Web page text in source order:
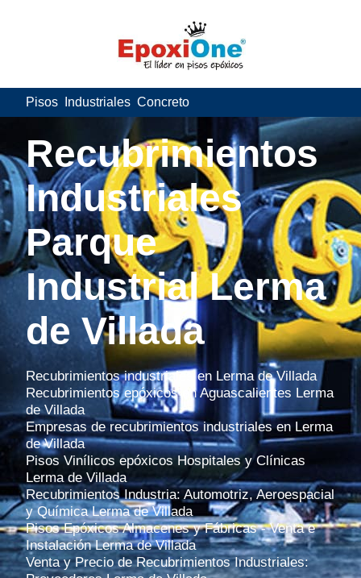
Pisos Industriales Concreto
Recubrimientos
Industriales
Parque
Industrial Lerma
de Villada
Recubrimientos industriales en Lerma de Villada
Recubrimientos epóxicos en Aguascalientes Lerma
de Villada
Empresas de recubrimientos industriales en Lerma
de Villada
Pisos Vinílicos epóxicos Hospitales y Clínicas
Lerma de Villada
Recubrimientos Industria: Automotriz, Aeroespacial
y Química Lerma de Villada
Pisos Epóxicos Almacenes y Fábricas - Venta e
Instalación Lerma de Villada
Venta y Precio de Recubrimientos Industriales: